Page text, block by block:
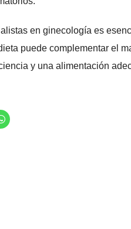
en ginecología es
puede complementar el
y una alimentación